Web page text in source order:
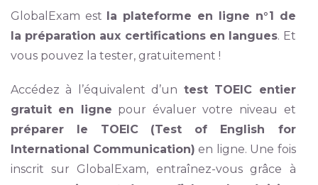
GlobalExam est
la plateforme en ligne n°1 de
la préparation aux certifications en langues. Et
vous pouvez la tester, gratuitement !
Accédez à l’équivalent d’un test TOEIC entier
gratuit en ligne pour évaluer votre niveau et
préparer le TOEIC
(Test of English for
International Communication) en ligne. Une fois
inscrit sur GlobalExam, entraînez-vous grâce à